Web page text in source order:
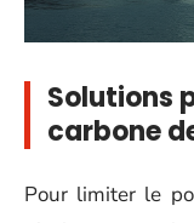
Solutions
carbone
Pour limiter le